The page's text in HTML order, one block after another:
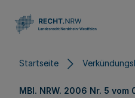
Startseite
MBl. NRW. 2006 Nr. 5 vom